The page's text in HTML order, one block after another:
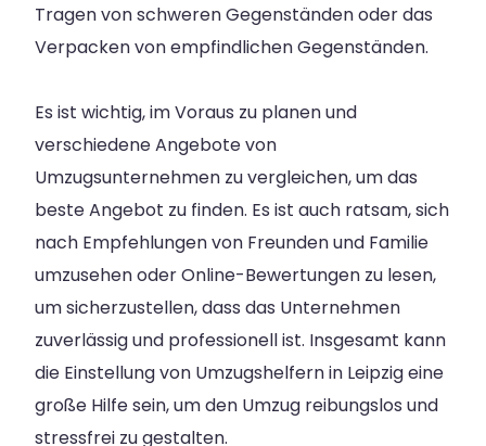
Tragen von schweren Gegenständen oder das
Verpacken von empfindlichen Gegenständen.
Es ist wichtig, im Voraus zu planen und
verschiedene Angebote von
Umzugsunternehmen zu vergleichen, um das
beste Angebot zu finden. Es ist auch ratsam, sich
nach Empfehlungen von Freunden und Familie
umzusehen oder Online-Bewertungen zu lesen,
um sicherzustellen, dass das Unternehmen
zuverlässig und professionell ist. Insgesamt kann
die Einstellung von Umzugshelfern in Leipzig eine
große Hilfe sein, um den Umzug reibungslos und
stressfrei zu gestalten.